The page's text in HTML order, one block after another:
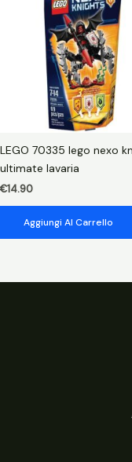
LEGO 70335 lego nexo
ultimate lavaria
€14.90
Aggiungi Al Carrello